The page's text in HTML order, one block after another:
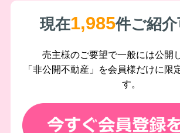
現在1,985件ご紹介
売主様のご要望で一般には公開
「非公開不動産」を会員様だけに限
す。